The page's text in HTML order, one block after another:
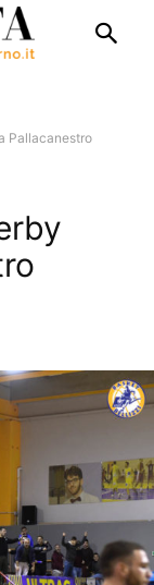
Pallacanestro